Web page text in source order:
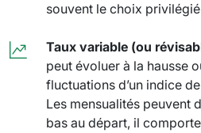
souvent le choix
Taux variable (ou
peut évoluer à la hausse
fluctuations d’un indice
Les mensualités peuvent
bas au départ, il